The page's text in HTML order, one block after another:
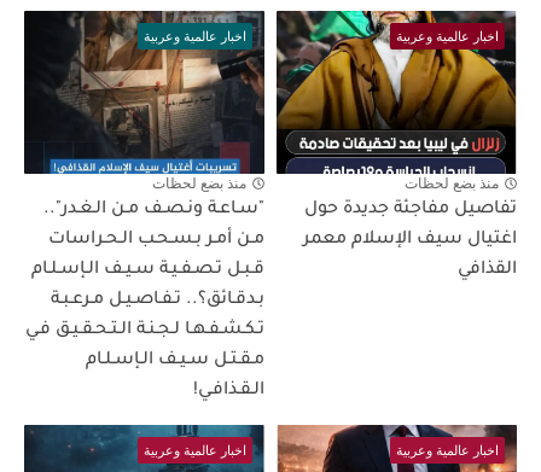
اخبار عالمية وعربية
منذ بضع لحظات
تفاصيل مفاجئة جديدة حول
اغتيال سيف الإسلام معمر
القذافي
اخبار عالمية وعربية
منذ بضع لحظات
"سـاعـة ونـصـف مـن الـغـدر"..
مـن أمـر بـسـحـب الـحـراسات
قـبـل تـصـفـيـة سـيـف الـإسـلـام
بـدقـائق؟.. تـفـاصـيـل مـرعـبـة
تـكـشـفـهـا لـجـنـة الـتـحـقـيـق فـي
مـقـتـل سـيـف الـإسـلـام
الـقـذافـي!
اخبار عالمية وعربية اخبار عالمية وعربية